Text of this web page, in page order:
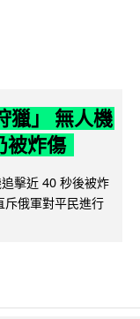
獵」 無人機
被炸傷
擊近 40 秒後被炸
斥俄軍對平民進行